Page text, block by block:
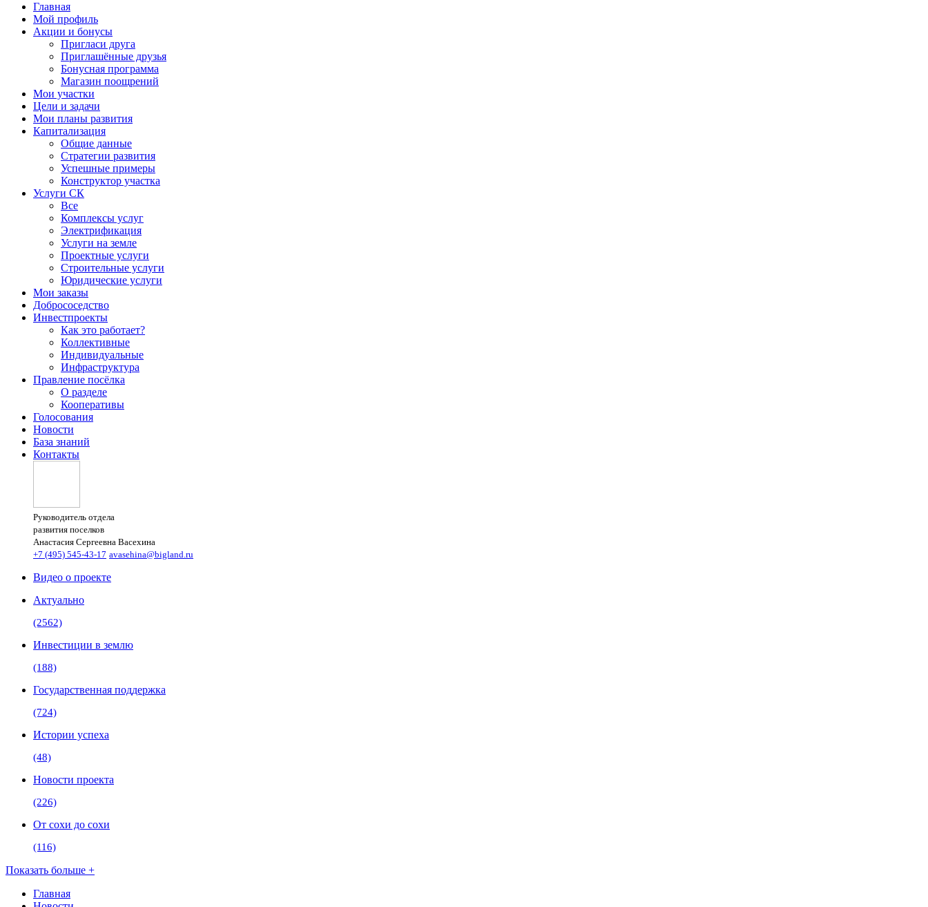
Главная
Мой профиль
Акции и бонусы
Пригласи друга
Приглашённые друзья
Бонусная программа
Магазин поощрений
Мои участки
Цели и задачи
Мои планы развития
Капитализация
Общие данные
Стратегии развития
Успешные примеры
Конструктор участка
Услуги СК
Все
Комплексы услуг
Электрификация
Услуги на земле
Проектные услуги
Строительные услуги
Юридические услуги
Мои заказы
Добрососедство
Инвестпроекты
Как это работает?
Коллективные
Индивидуальные
Инфраструктура
Правление посёлка
О разделе
Кооперативы
Голосования
Новости
База знаний
Контакты
Руководитель отдела
развития поселков
Анастасия Сергеевна Васехина
+7 (495) 545-43-17 avasehina@bigland.ru
Видео о проекте
Актуально
(2562)
Инвестиции в землю
(188)
Государственная поддержка
(724)
Истории успеха
(48)
Новости проекта
(226)
От сохи до сохи
(116)
Показать больше +
Главная